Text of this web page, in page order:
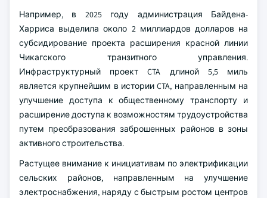
Например, в 2025 году администрация Байдена-
Харриса выделила около 2 миллиардов долларов на
субсидирование проекта расширения красной линии
Чикагского транзитного управления.
Инфраструктурный проект CTA длиной 5,5 миль
является крупнейшим в истории CTA, направленным на
улучшение доступа к общественному транспорту и
расширение доступа к возможностям трудоустройства
путем преобразования заброшенных районов в зоны
активного строительства.
Растущее внимание к инициативам по электрификации
сельских районов, направленным на улучшение
электроснабжения, наряду с быстрым ростом центров